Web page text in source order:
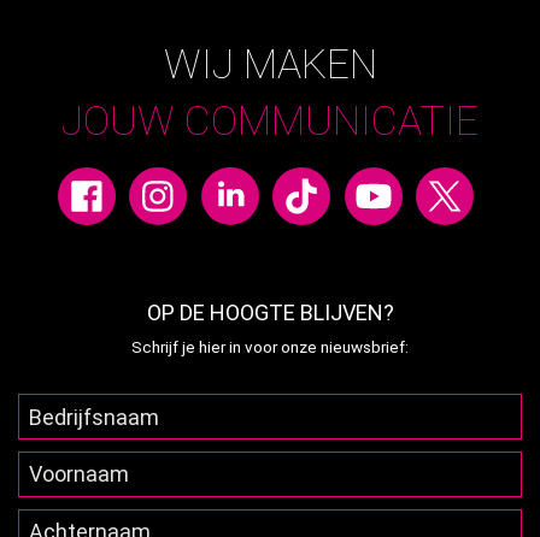
WIJ MAKEN
JOUW COMMUNICATIE
OP DE HOOGTE BLIJVEN?
Schrijf je hier in voor onze nieuwsbrief: